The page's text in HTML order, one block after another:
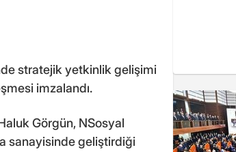
stratejik yetkinlik gelişimi
imzalandı.
Görgün, NSosyal
sanayisinde geliştirdiği